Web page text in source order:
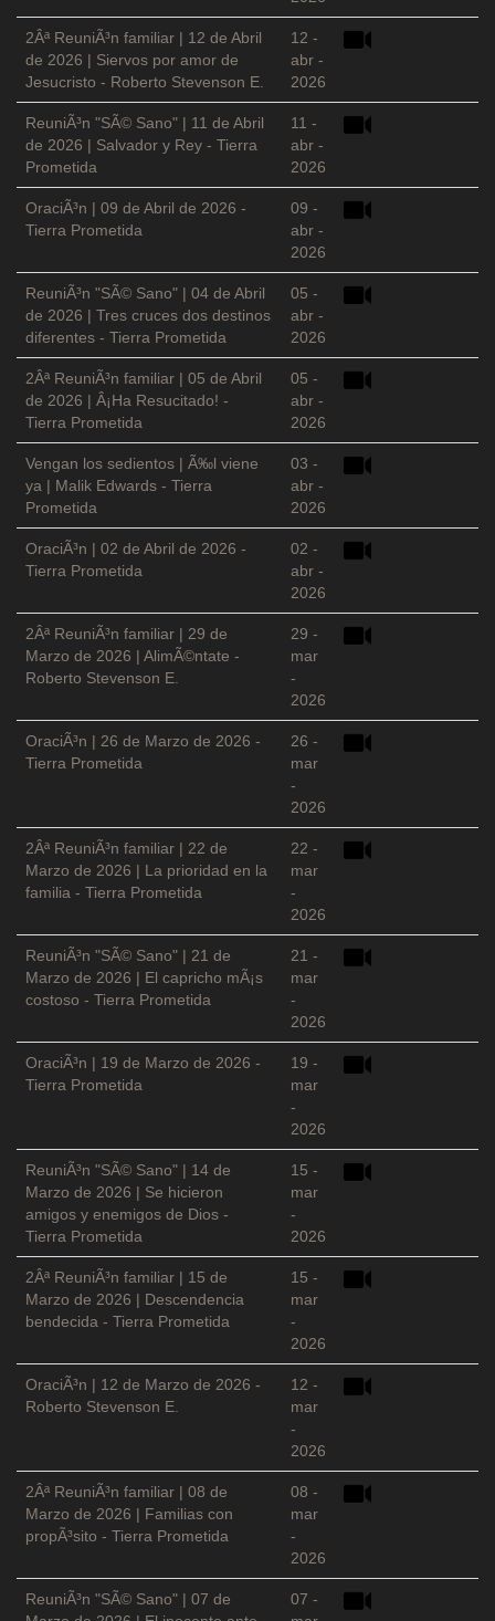
2Âª ReuniÃ³n familiar | 12 de Abril
de 2026 | Siervos por amor de
Jesucristo - Roberto Stevenson E.
12 -
abr -
2026
ReuniÃ³n "SÃ© Sano" | 11 de Abril
de 2026 | Salvador y Rey - Tierra
Prometida
11 -
abr -
2026
OraciÃ³n | 09 de Abril de 2026 -
Tierra Prometida
09 -
abr -
2026
ReuniÃ³n "SÃ© Sano" | 04 de Abril
de 2026 | Tres cruces dos destinos
diferentes - Tierra Prometida
05 -
abr -
2026
2Âª ReuniÃ³n familiar | 05 de Abril
de 2026 | Â¡Ha Resucitado! -
Tierra Prometida
05 -
abr -
2026
Vengan los sedientos | Ã‰l viene
ya | Malik Edwards - Tierra
Prometida
03 -
abr -
2026
OraciÃ³n | 02 de Abril de 2026 -
Tierra Prometida
02 -
abr -
2026
2Âª ReuniÃ³n familiar | 29 de
Marzo de 2026 | AlimÃ©ntate -
Roberto Stevenson E.
29 -
mar
-
2026
OraciÃ³n | 26 de Marzo de 2026 -
Tierra Prometida
26 -
mar
-
2026
2Âª ReuniÃ³n familiar | 22 de
Marzo de 2026 | La prioridad en la
familia - Tierra Prometida
22 -
mar
-
2026
ReuniÃ³n "SÃ© Sano" | 21 de
Marzo de 2026 | El capricho mÃ¡s
costoso - Tierra Prometida
21 -
mar
-
2026
OraciÃ³n | 19 de Marzo de 2026 -
Tierra Prometida
19 -
mar
-
2026
ReuniÃ³n "SÃ© Sano" | 14 de
Marzo de 2026 | Se hicieron
amigos y enemigos de Dios -
Tierra Prometida
15 -
mar
-
2026
2Âª ReuniÃ³n familiar | 15 de
Marzo de 2026 | Descendencia
bendecida - Tierra Prometida
15 -
mar
-
2026
OraciÃ³n | 12 de Marzo de 2026 -
Roberto Stevenson E.
12 -
mar
-
2026
2Âª ReuniÃ³n familiar | 08 de
Marzo de 2026 | Familias con
propÃ³sito - Tierra Prometida
08 -
mar
-
2026
ReuniÃ³n "SÃ© Sano" | 07 de
07 -